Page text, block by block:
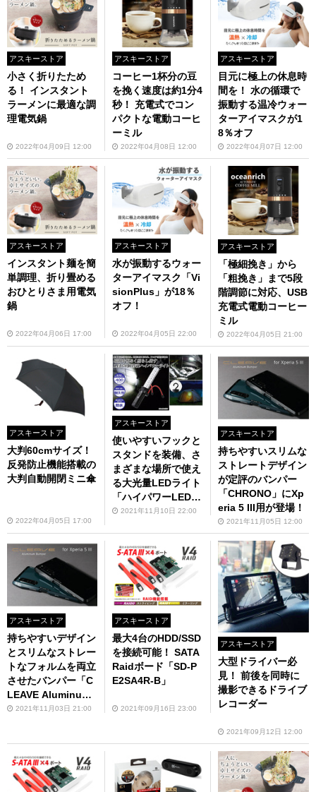
アスキーストア
小さく折りたため
る！ インスタント
ラーメンに最適な調
理電気鍋
2022年04月09日 12:00
アスキーストア
コーヒー1杯分の豆
を挽く速度は約1分4
秒！ 充電式でコン
パクトな電動コーヒ
ーミル
2022年04月08日 12:00
アスキーストア
目元に極上の休息時
間を！ 水の循環で
振動する温冷ウォー
ターアイマスクが1
8％オフ
2022年04月07日 12:00
アスキーストア
インスタント麺を簡
単調理、折り畳める
おひとりさま用電気
鍋
2022年04月06日 17:00
アスキーストア
水が振動するウォー
ターアイマスク「Vi
sionPlus」が18％
オフ！
2022年04月05日 22:00
アスキーストア
「極細挽き」から
「粗挽き」まで5段
階調節に対応、USB
充電式電動コーヒー
ミル
2022年04月05日 21:00
アスキーストア
大判60cmサイズ！
反発防止機能搭載の
大判自動開閉ミニ傘
2022年04月05日 17:00
アスキーストア
使いやすいフックと
スタンドを装備、さ
まざまな場所で使え
る大光量LEDライト
「ハイパワーLEDラ
イト（3R-MAGS
2021年11月10日 22:00
アスキーストア
持ちやすいスリムな
ストレートデザイン
が定評のバンパー
「CHRONO」にXp
eria 5 III用が登場！
2021年11月05日 12:00
アスキーストア
持ちやすいデザイン
とスリムなストレー
トなフォルムを両立
させたバンパー「C
LEAVE Aluminum
Bumper for Xperia
2021年11月03日 21:00
アスキーストア
最大4台のHDD/SSD
を接続可能！ SATA
Raidボード「SD-P
E2SA4R-B」
2021年09月16日 23:00
アスキーストア
大型ドライバー必
見！ 前後を同時に
撮影できるドライブ
レコーダー
2021年09月12日 12:00